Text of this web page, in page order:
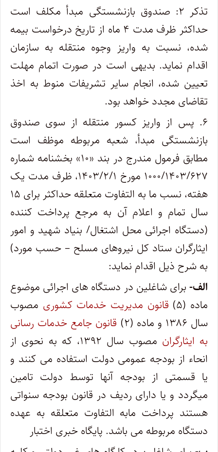
تذکر ۲: صندوق بازنشستگی مبدأ مکلف است
حداکثر ظرف مدت ۴ ماه از تاریخ درخواست بیمه
شده، نسبت به واریز وجوه منتقله به سازمان
اقدام نماید. بدیهی است در صورت اتمام مهلت
تعیین شده، انجام سایر تشریفات منوط به اخذ
تقاضای مجدد خواهد بود.
۶. پس از واریز کسور منتقله از سوی صندوق
بازنشستگی مبدأ، شعبه مربوطه موظف است
مطابق فرمول مندرج در بند «۱۰» بخشنامه شماره
۱۰۰۰/۱۴۰۳/۶۲۷ مورخ ۱۴۰۳/۲/۱، ظرف مدت یک
هفته، نسب ما به التفاوت متعلقه حداکثر برای ۱۵
سال تمام و اعلام آن به مرجع پرداخت کننده
(دستگاه اجرائی محل اشتغال/ بنیاد شهید و امور
ایثارگران ستاد کل نیروهای مسلح – حسب مورد)
به شرح ذیل اقدام نماید:
الف- برای شاغلین در دستگاه های اجرائی موضوع
ماده (۵)
قانون مدیریت خدمات کشوری مصوب
سال ۱۳۸۶ و ماده (۲)
قانون جامع خدمات رسانی
به ایثارگران
مصوب سال ۱۳۹۲، که به نحوی از
انحاء از بودجه عمومی دولت استفاده می کنند و
یا قسمتی از بودجه آنها توسط دولت تامین
میگردد و یا دارای ردیف در قانون بودجه سنواتی
هستند پرداخت مابه التفاوت متعلقه به عهده
دستگاه مربوطه می باشد. پایگاه خبری اختبار